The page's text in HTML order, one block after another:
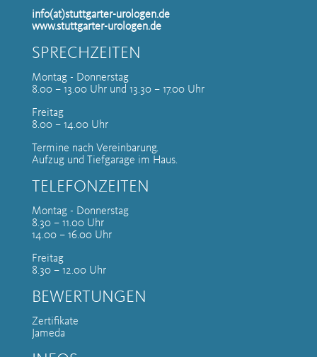
info(at)stuttgarter-urologen.de
www.stuttgarter-urologen.de
SPRECHZEITEN
Montag - Donnerstag
8.00 – 13.00 Uhr und 13.30 – 17.00 Uhr
Freitag
8.00 – 14.00 Uhr
Termine nach Vereinbarung.
Aufzug und Tiefgarage im Haus.
TELEFONZEITEN
Montag - Donnerstag
8.30 – 11.00 Uhr
14.00 – 16.00 Uhr
Freitag
8.30 – 12.00 Uhr
BEWERTUNGEN
Zertifikate
Jameda